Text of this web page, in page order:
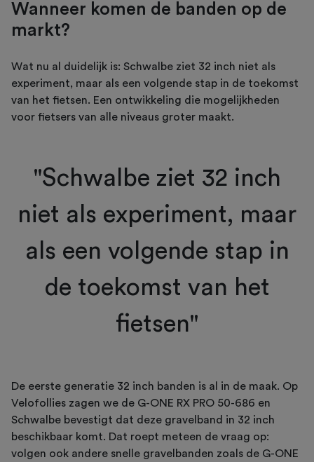
Wanneer komen de banden op de
markt?
Wat nu al duidelijk is: Schwalbe ziet 32 inch niet als
experiment, maar als een volgende stap in de toekomst
van het fietsen. Een ontwikkeling die mogelijkheden
voor fietsers van alle niveaus groter maakt.
"Schwalbe ziet 32 inch
niet als experiment, maar
als een volgende stap in
de toekomst van het
fietsen"
De eerste generatie 32 inch banden is al in de maak. Op
Velofollies zagen we de G-ONE RX PRO 50-686 en
Schwalbe bevestigt dat deze gravelband in 32 inch
beschikbaar komt. Dat roept meteen de vraag op:
volgen ook andere snelle gravelbanden zoals de G-ONE